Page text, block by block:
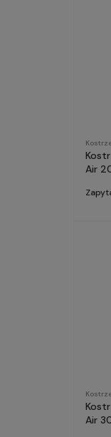
Air
Air